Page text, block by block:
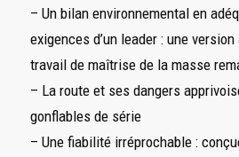
– Un bilan environnemental en
exigences d’un leader : une
travail de maîtrise de la masse
– La route et ses dangers
gonflables de série
– Une fiabilité irréprochable :